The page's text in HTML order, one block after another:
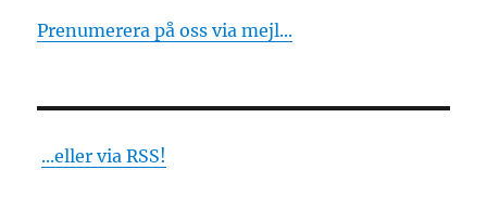
Prenumerera på oss via mejl...
...eller via RSS!